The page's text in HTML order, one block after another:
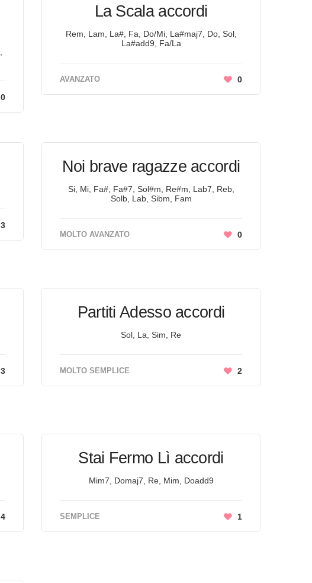
0
La Scala accordi
Rem, Lam, La#, Fa, Do/Mi, La#maj7, Do, Sol,
La#add9, Fa/La
AVANZATO 0
3
Noi brave ragazze accordi
Si, Mi, Fa#, Fa#7, Sol#m, Re#m, Lab7, Reb,
Solb, Lab, Sibm, Fam
MOLTO AVANZATO 0
3
Partiti Adesso accordi
Sol, La, Sim, Re
MOLTO SEMPLICE 2
4
Stai Fermo Lì accordi
Mim7, Domaj7, Re, Mim, Doadd9
SEMPLICE 1